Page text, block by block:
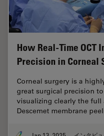
How Real-Time OCT
Precision in Corneal
Corneal surgery is a
great surgical precision
visualizing clearly the full
Descemet membrane